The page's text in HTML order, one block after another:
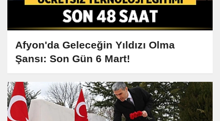
Afyon'da Geleceğin Yıldızı Olma
Şansı: Son Gün 6 Mart!